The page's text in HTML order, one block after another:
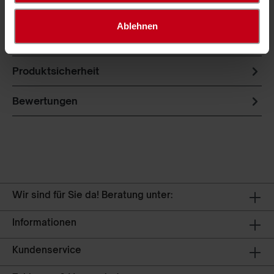
Ablehnen
Unsere geknoteten Auffangnetze werden aus
hochfesten Filamenten hergestellt. Sie sind
knotenfixiert und formstabil. Die Netz…Mehr
Produktsicherheit
Bewertungen
Wir sind für Sie da! Beratung unter:
Informationen
Kundenservice